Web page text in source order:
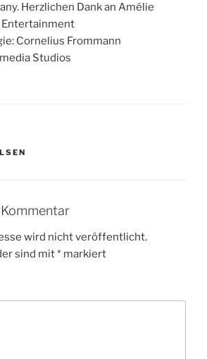
Herzlichen Dank an Amélie
Entertainment
Cornelius Frommann
Studios
wird nicht veröffentlicht.
sind mit* markiert